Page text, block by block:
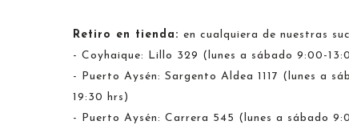
Retiro en tienda: en cualquiera de nuestras
- Coyhaique: Lillo 329 (lunes a sábado 9:00-
- Puerto Aysén: Sargento Aldea 1117 (lunes a
19:30 hrs)
- Puerto Aysén: Carrera 545 (lunes a sábado